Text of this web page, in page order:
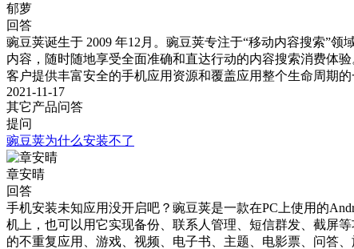
郁萝
回答
豌豆荚诞生于 2009 年12月。豌豆荚专注于“移动内容搜索”
内容，随时随地享受全面准确和直达行动的内容搜索消费体
客户提供丰富安全的手机应用资源和覆盖应用整个生命周期的
2021-11-17
其它产品问答
提问
豌豆荚为什么安装不了
章安晴
回答
手机安装未知应用没开启吧？豌豆荚是一款在PC上使用的
机上，也可以用它实现备份、联系人管理、短信群发、截屏
的不重复应用、游戏、视频、电子书、主题、电影票、问答